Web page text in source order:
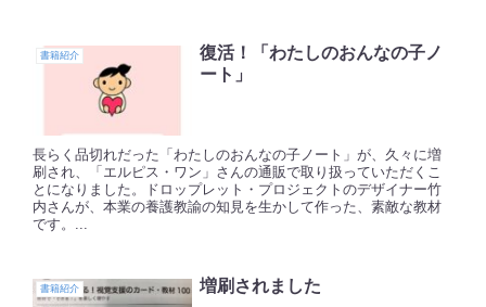
書籍紹介
復活！「わたしのおんなの子ノ
ート」
長らく品切れだった「わたしのおんなの子ノート」が、久々に増
刷され、「エルピス・ワン」さんの通販で取り扱っていただくこ
とになりました。ドロップレット・プロジェクトのデザイナー竹
内さんが、本業の養護教諭の知見を生かして作った、素敵な教材
です。...
書籍紹介 増刷されました